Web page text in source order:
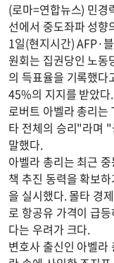
(로마=연합뉴스) 민경
선에서 중도좌파 성
1일(현지시간) AFP·
원회는 집권당인 노
의 득표율을 기록했다
45%의 지지를 받았다.
로버트 아벨라 총리
타 전체의 승리"라며
말했다.
아벨라 총리는 최근
책 추진 동력을 확보
을 실시했다. 몰타 경
로 항공유 가격이 급
다는 우려가 크다.
변호사 출신인 아벨라